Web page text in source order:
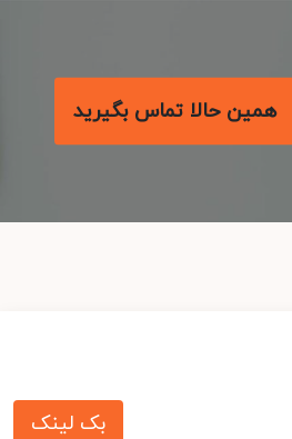
همین حالا تماس بگیرید
بک لینک